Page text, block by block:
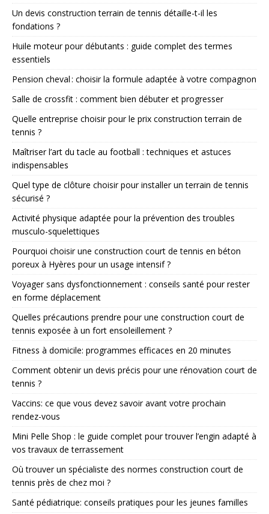
Un devis construction terrain de tennis détaille-t-il les
fondations ?
Huile moteur pour débutants : guide complet des termes
essentiels
Pension cheval : choisir la formule adaptée à votre compagnon
Salle de crossfit : comment bien débuter et progresser
Quelle entreprise choisir pour le prix construction terrain de
tennis ?
Maîtriser l’art du tacle au football : techniques et astuces
indispensables
Quel type de clôture choisir pour installer un terrain de tennis
sécurisé ?
Activité physique adaptée pour la prévention des troubles
musculo-squelettiques
Pourquoi choisir une construction court de tennis en béton
poreux à Hyères pour un usage intensif ?
Voyager sans dysfonctionnement : conseils santé pour rester
en forme déplacement
Quelles précautions prendre pour une construction court de
tennis exposée à un fort ensoleillement ?
Fitness à domicile: programmes efficaces en 20 minutes
Comment obtenir un devis précis pour une rénovation court de
tennis ?
Vaccins: ce que vous devez savoir avant votre prochain
rendez-vous
Mini Pelle Shop : le guide complet pour trouver l’engin adapté à
vos travaux de terrassement
Où trouver un spécialiste des normes construction court de
tennis près de chez moi ?
Santé pédiatrique: conseils pratiques pour les jeunes familles